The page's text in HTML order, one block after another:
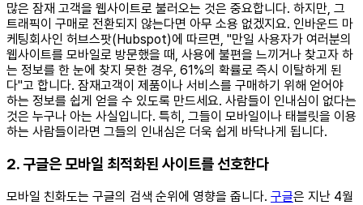
많은 잠재 고객을 웹사이트로 불러오는 것은 중요합니다. 하지만, 그
트래픽이 구매로 전환되지 않는다면 아무 소용 없겠지요. 인바운드 마
케팅회사인 허브스팟(Hubspot)에 따르면, "만일 사용자가 여러분의
웹사이트를 모바일로 방문했을 때, 사용에 불편을 느끼거나 찾고자 하
는 정보를 한 눈에 찾지 못한 경우, 61%의 확률로 즉시 이탈하게 된
다"고 합니다. 잠재고객이 제품이나 서비스를 구매하기 위해 얻어야
하는 정보를 쉽게 얻을 수 있도록 만드세요. 사람들이 인내심이 없다는
것은 누구나 아는 사실입니다. 특히, 그들이 모바일이나 태블릿을 이용
하는 사람들이라면 그들의 인내심은 더욱 쉽게 바닥나게 됩니다.
2. 구글은 모바일 최적화된 사이트를 선호한다
모바일 친화도는 구글의 검색 순위에 영향을 줍니다. 구글은 지난 4월